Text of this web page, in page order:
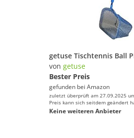
von getuse
Bester Preis
gefunden bei Amazon
zuletzt überprüft am 27.09.2025
Preis kann sich seitdem geändert
Keine weiteren Anbieter